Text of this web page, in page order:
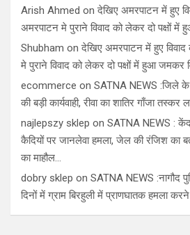
Arish Ahmed onदेखिए अमरपाटन में हुए
अमरपाटन मे पुराने विवाद को लेकर दो पक्षों में
Shubham onदेखिए अमरपाटन में हुए विवाद
मे पुराने विवाद को लेकर दो पक्षों में हुआ जमकर
ecommerce on SATNA NEWS :जिले के
की बड़ी कार्यवाही, रीवा का शातिर गाँजा
najlepszy sklep on SATNA NEWS :
कैदियों पर जानलेवा हमला, जेल की रंजिश का
का माहौल…
dobry sklep on SATNA NEWS :नागौद
दिनों में ग्राम बिरहुली में प्राणघातक हमला करने